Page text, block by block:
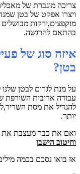
צריכה מוגברת של
ויצרו אפקט של בטן
מוקפצים,ירקות מבושלים
בהתאם להרגשה.
איזה סוג של
בטן?
על מנת לגרום לבטן
עבודה ארובית השורפת
להגדיל את מסת
יותר.
ואם את כבר מעצבת את
וחיטוב הישבן
אז בואו נסכם בכמה